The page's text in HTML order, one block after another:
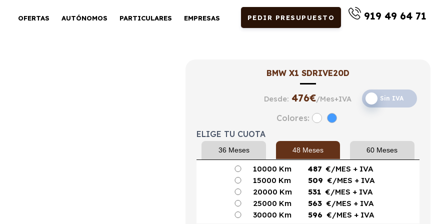
OFERTAS AUTÓNOMOS PARTICULARES EMPRESAS PEDIR PRESUPUESTO 919 49 64 71
BMW X1 SDRIVE20D
Desde: 476€/Mes+IVA Sin IVA
Colores:
ELIGE TU CUOTA
36 Meses 48 Meses 60 Meses
10000 Km 487 €/MES + IVA
15000 Km
509 €/MES + IVA
20000 Km
531 €/MES + IVA
25000 Km
563 €/MES + IVA
30000 Km
596 €/MES + IVA